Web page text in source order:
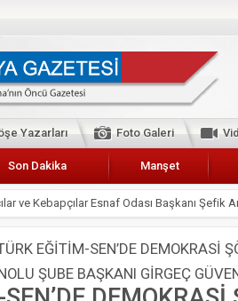
Yazarları Foto Galeri
Son Dakika Manşet
ve Kebapçılar Esnaf Odası Başkanı Şefik
Yücel
ÖNÜNDE ANNELER TARİH
ODASI
EĞİTİM-SEN’DE DEMOKRASİ
ŞUBE BAŞKANI GİRGEÇ